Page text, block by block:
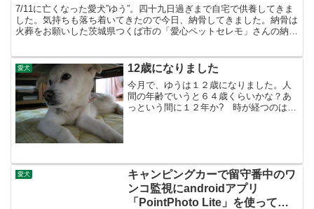
7/11に亡くなった愛犬”ゆう”。四十九日過ぎまで自宅で供養してきま
した。気持ちも落ち着いてきたので今日、納骨してきました。納骨は
火葬をお願いした茨城県つくば市の「愛心ペットセレモ」さんの納骨
愛犬 12歳になりました
今月で、ゆうは１２歳になりました。人
間の年齢でいうと６４歳くらいかな？あ
っという間に１２年か? 時が経つのは早
愛犬
キャンピングカーで留守番中のワ
ンコ監視にandroidアプリ
「PointPhoto Lite」を使ってみ